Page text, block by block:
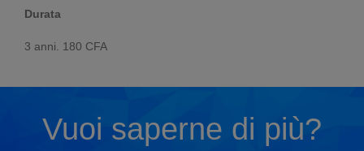
Durata
3 anni. 180 CFA
Vuoi saperne di più?